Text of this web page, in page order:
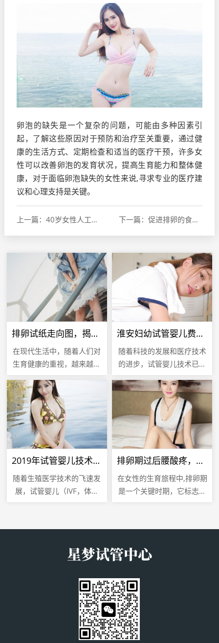
卵泡的缺失是一个复杂的问题，可能由多种因素引
起，了解这些原因对于预防和治疗至关重要，通过健
康的生活方式、定期检查和适当的医疗干预，许多女
性可以改善卵泡的发育状况，提高生育能力和整体健
康，对于面临卵泡缺失的女性来说,寻求专业的医疗建
议和心理支持是关键。
上一篇：40岁女性人工受孕的可能性与注意事项 下一篇：促进排卵的食物选择，营养与生育健康指南
排卵试纸走向图，揭秘女性生育周期的关键指标
在现代生活中，随着人们对
生育健康的重视，越来越多
周期，以期在最佳时机怀
孕，排卵试纸作为一种简
单、便捷的工...
淮安妇幼试管婴儿费用解析，全面了解试管婴儿成本
随着科技的发展和医疗技术
的进步，试管婴儿技术已经
望，在众多提供试管婴儿服
务的医疗机构中，淮安妇幼
保健医院...
2019年试管婴儿技术，成功率的新突破
随着生殖医学技术的飞速发
展，试管婴儿（IVF，体外
重要途径，2019年，试管
排卵期过后腰酸疼，是怀孕的信号吗？
在女性的生育旅程中,排卵期
是一个关键时期，它标志着
腰酸疼现象，常常让女性感